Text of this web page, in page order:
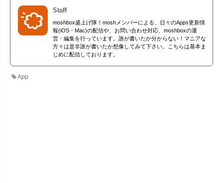
Staff
moshbox盛上げ隊！moshメンバーによる、日々のApps更新情
報(iOS・Mac)の配信や、お問い合わせ対応、moshboxの運
営・編集を行っています。誰が書いたか分からない！マニアな
方々は是非誰が書いたか想像してみて下さい。こちらは基本ま
じめに配信しております。
App